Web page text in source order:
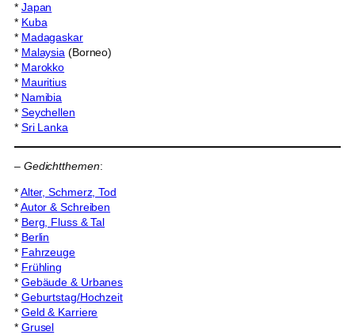
* Japan
* Kuba
* Madagaskar
* Malaysia (Borneo)
* Marokko
* Mauritius
* Namibia
* Seychellen
* Sri Lanka
– Gedichtthemen:
*Alter, Schmerz, Tod
*Autor & Schreiben
* Berg, Fluss & Tal
* Berlin
* Fahrzeuge
* Frühling
* Gebäude & Urbanes
* Geburtstag/Hochzeit
* Geld & Karriere
* Grusel